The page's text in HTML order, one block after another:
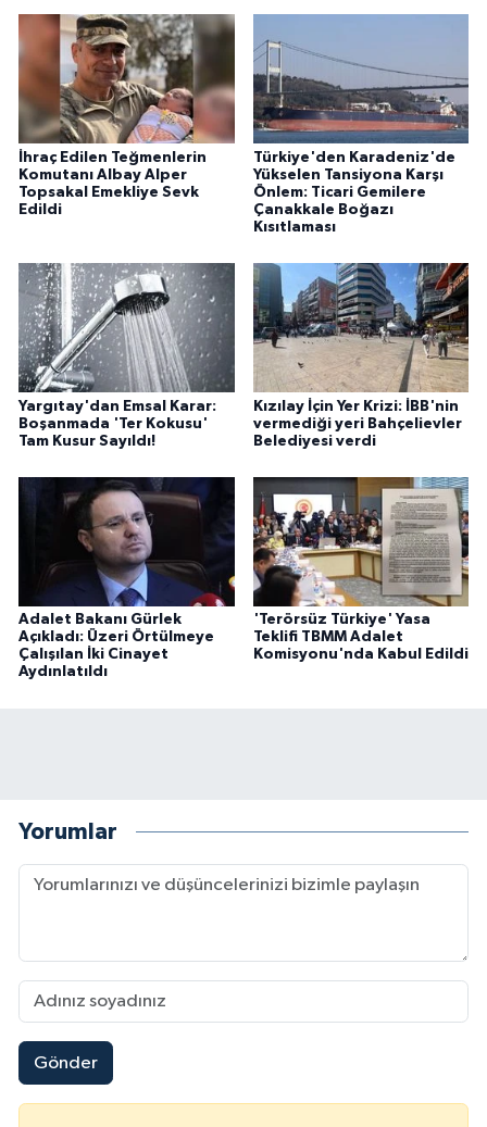
İhraç Edilen Teğmenlerin
Komutanı Albay Alper
Topsakal Emekliye Sevk
Edildi
Türkiye'den Karadeniz'de
Yükselen Tansiyona Karşı
Önlem: Ticari Gemilere
Çanakkale Boğazı
Kısıtlaması
Yargıtay'dan Emsal Karar:
Boşanmada 'Ter Kokusu'
Tam Kusur Sayıldı!
Kızılay İçin Yer Krizi: İBB'nin
vermediği yeri Bahçelievler
Belediyesi verdi
Adalet Bakanı Gürlek
Açıkladı: Üzeri Örtülmeye
Çalışılan İki Cinayet
Aydınlatıldı
'Terörsüz Türkiye' Yasa
Teklifi TBMM Adalet
Komisyonu'nda Kabul Edildi
Yorumlar
Gönder